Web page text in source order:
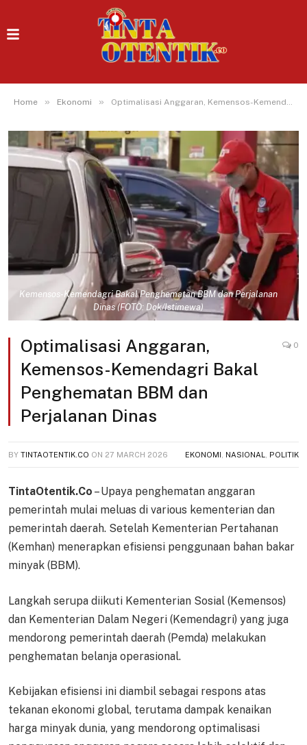
Home » Ekonomi » Optimalisasi Anggaran, Kemensos-Kemendagri Bakal Penghematan BBM dan Perjalanan Dinas
Kemensos-Kemendagri Bakal Penghematan BBM dan Perjalanan
Dinas (FOTO: Dok/Istimewa)
Optimalisasi Anggaran,
Kemensos-Kemendagri Bakal
Penghematan BBM dan
Perjalanan Dinas
0
BY TINTAOTENTIK.CO ON 27 MARCH 2026 EKONOMI NASIONAL POLITIK
TintaOtentik.Co – Upaya penghematan anggaran
pemerintah mulai meluas di various kementerian dan
pemerintah daerah. Setelah Kementerian Pertahanan
(Kemhan) menerapkan efisiensi penggunaan bahan bakar
minyak (BBM).
Langkah serupa diikuti Kementerian Sosial (Kemensos)
dan Kementerian Dalam Negeri (Kemendagri) yang juga
mendorong pemerintah daerah (Pemda) melakukan
penghematan belanja operasional.
Kebijakan efisiensi ini diambil sebagai respons atas
tekanan ekonomi global, terutama dampak kenaikan
harga minyak dunia, yang mendorong optimalisasi